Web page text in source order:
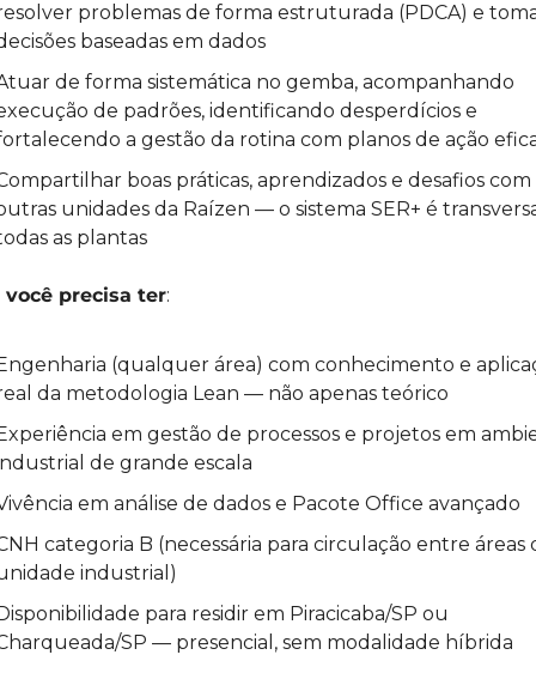
problemas de forma estruturada (PDCA) e
baseadas em dados
de forma sistemática no gemba, acompanhando
de padrões, identificando desperdícios e
a gestão da rotina com planos de ação
boas práticas, aprendizados e desafios com
unidades da Raízen — o sistema SER+ é
as plantas
você precisa ter:
(qualquer área) com conhecimento e
da metodologia Lean — não apenas teórico
em gestão de processos e projetos em
de grande escala
em análise de dados e Pacote Office avançado
categoria B (necessária para circulação entre áreas
industrial)
para residir em Piracicaba/SP ou
SP — presencial, sem modalidade híbrida